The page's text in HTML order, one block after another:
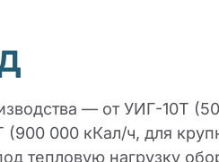
— от УИГ-10Т
000 кКал/ч, для
тепловую нагрузку